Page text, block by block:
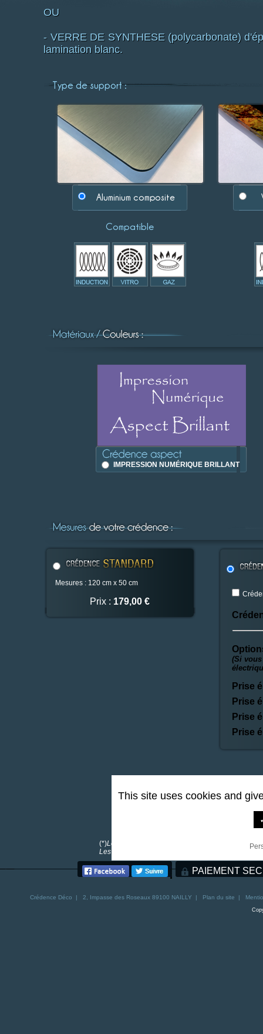
OU
- VERRE DE SYNTHESE (polycarbonate)
lamination blanc.
Type de support :
Aluminium composite
Compatible
IMPRESSION NUMÉRIQUE BRILLANT
Mesures : 120 cm x 50 cm
Prix : 179,00 €
(Si
Prise
Prise
Prise
Prise
(*)Les frais de port sont offerts pour toutes
Les frais de port pour la Corse sont de 30€. Les
PAIEMENT
Crédence Déco | 2, Impasse des Roseaux 89100 NAILLY | Plan du site |
This site uses cookies and